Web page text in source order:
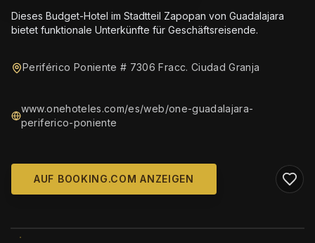
Dieses Budget-Hotel im Stadtteil Zapopan von Guadalajara
bietet funktionale Unterkünfte für Geschäftsreisende.
Periférico Poniente # 7306 Fracc. Ciudad Granja
www.onehoteles.com/es/web/one-guadalajara-
periferico-poniente
AUF BOOKING.COM ANZEIGEN